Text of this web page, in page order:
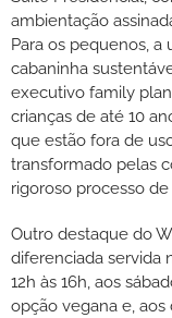
ambientação
Para os pequenos,
cabaninha
executivo family
crianças de até 10
que estão fora de
transformado pelas
rigoroso processo de
Outro destaque do
diferenciada servida
12h às 16h, aos
opção vegana e,